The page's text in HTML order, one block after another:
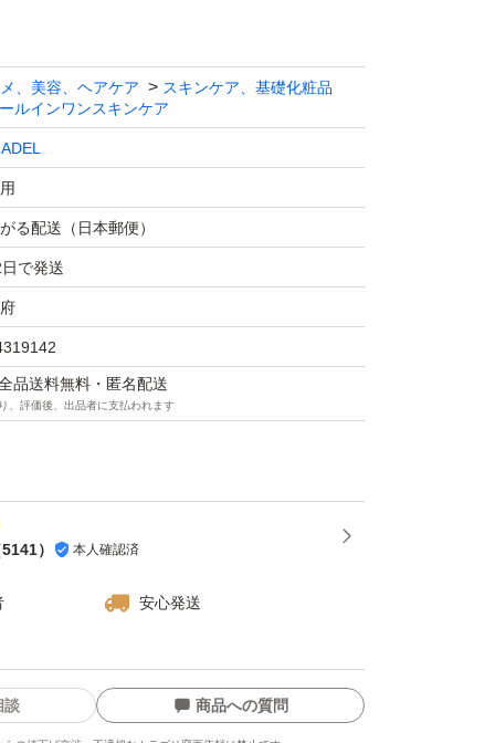
、美容、ヘアケア
スキンケア、基礎化粧品
ルインワンスキンケア
る配送（日本郵便）
で発送
品送料無料・匿名配送
、評価後、出品者に支払われます
5141） 本人確認済
安心発送
談 商品への質問